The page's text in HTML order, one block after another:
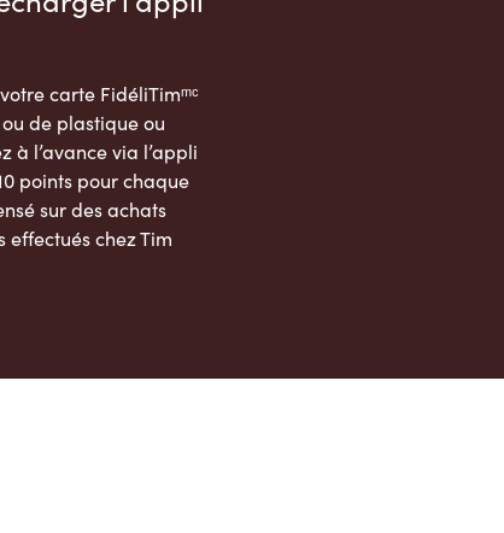
carte FidéliTimᵐᶜ
de plastique ou
à l’avance via l’appli
points pour chaque
sur des achats
effectués chez Tim